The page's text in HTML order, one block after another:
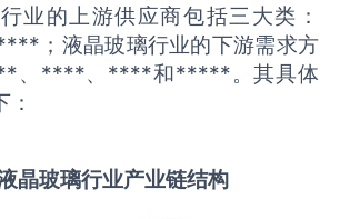
业的上游供应商包括三大类：
；液晶玻璃行业的下游需求方
、****、****和*****。其具体
晶玻璃行业产业链结构